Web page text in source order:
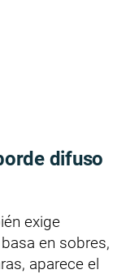
difuso
exige
en sobres,
aparece el